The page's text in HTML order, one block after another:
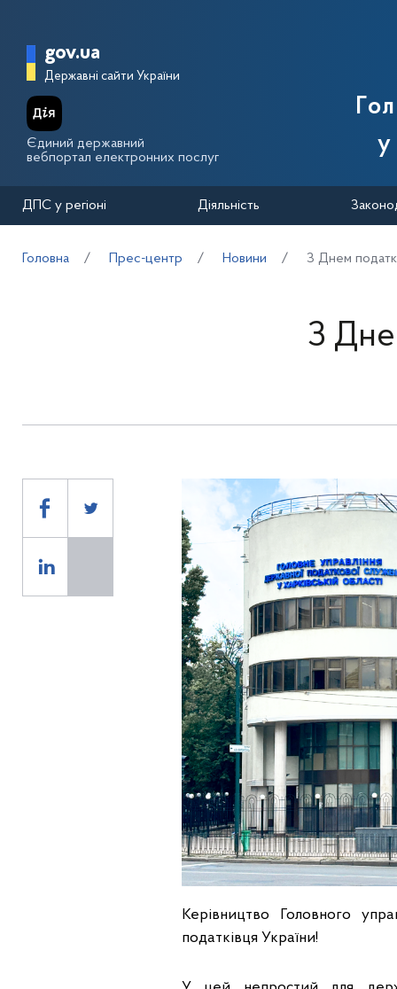
Головна сторінка Державної
gov.ua
Державні сайти України
Єдиний державний
вебпортал електронних послуг
у
ДПС у регіоні Діяльність
Головна Прес-центр Новини З Днем
З
Керівництво Головного
податківця України!